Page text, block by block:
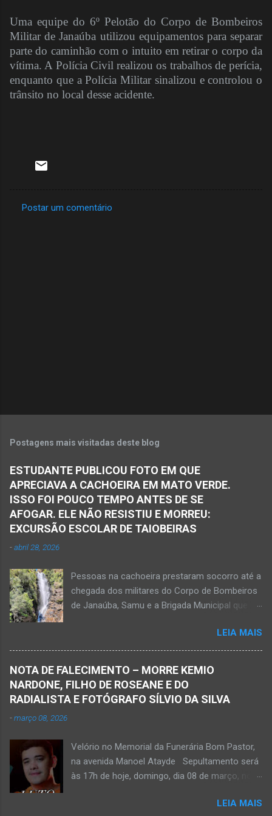
Uma equipe do 6º Pelotão do Corpo de Bombeiros
Militar de Janaúba utilizou equipamentos para separar
parte do caminhão com o intuito em retirar o corpo da
vítima. A Polícia Civil realizou os trabalhos de perícia,
enquanto que a Polícia Militar sinalizou e controlou o
trânsito no local desse acidente.
Postar um comentário
Postagens mais visitadas deste blog
ESTUDANTE PUBLICOU FOTO EM QUE
APRECIAVA A CACHOEIRA EM MATO VERDE.
ISSO FOI POUCO TEMPO ANTES DE SE
AFOGAR. ELE NÃO RESISTIU E MORREU:
EXCURSÃO ESCOLAR DE TAIOBEIRAS
-abril 28, 2026
Pessoas na cachoeira prestaram socorro até a
chegada dos militares do Corpo de Bombeiros
de Janaúba, Samu e a Brigada Municipal que
resistiu e foi a óbito Foto álbum pessoal Kauan
Pereira Alves publicou em sua rede social a
foto em que apreciava a Cachoeira Maria Rosa,
em Mato Verde, pouco tempo antes de se
afogar e depois vir a óbito nesta terça-feira, dia
socorrem estudante que se afogou em
cachoeira em Mato Verde nesta terça-feira, dia
28 de abril de 2026. Adolescente não resistiu e
– O que seria um dia de lazer, de conhecimento
LEIA MAIS
NOTA DE FALECIMENTO – MORRE KEMIO
NARDONE, FILHO DE ROSEANE E DO
RADIALISTA E FOTÓGRAFO SÍLVIO DA SILVA
-março 08, 2026
Velório no Memorial da Funerária Bom Pastor,
na avenida Manoel Atayde Sepultamento será
às 17h de hoje, domingo, dia 08 de março, no
da rodovia MG-401, saída de Janaúba para
LEIA MAIS